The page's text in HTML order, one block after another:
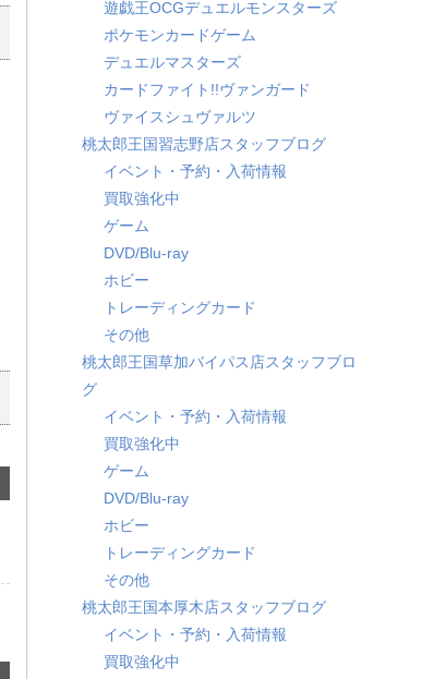
遊戯王OCGデュエルモンスターズ
ポケモンカードゲーム
デュエルマスターズ
カードファイト!!ヴァンガード
ヴァイスシュヴァルツ
桃太郎王国習志野店スタッフブログ
イベント・予約・入荷情報
買取強化中
ゲーム
DVD/Blu-ray
ホビー
トレーディングカード
その他
桃太郎王国草加バイパス店スタッフブロ
グ
イベント・予約・入荷情報
買取強化中
ゲーム
DVD/Blu-ray
ホビー
トレーディングカード
その他
桃太郎王国本厚木店スタッフブログ
イベント・予約・入荷情報
買取強化中